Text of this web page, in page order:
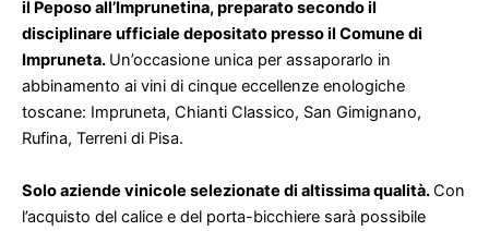
il Peposo all’Imprunetina, preparato secondo il
disciplinare ufficiale depositato presso il Comune di
Impruneta. Un’occasione unica per assaporarlo in
abbinamento ai vini di cinque eccellenze enologiche
toscane: Impruneta, Chianti Classico, San Gimignano,
Rufina, Terreni di Pisa.
Solo aziende vinicole selezionate di altissima qualità.Con
l’acquisto del calice e del porta-bicchiere sarà possibile